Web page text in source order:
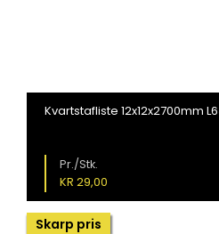
Kvartstafliste 12x12x2700mm
Pr./Stk.
KR 29,00
Skarp pris